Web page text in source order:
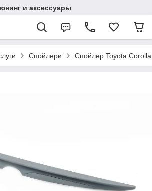
и аксессуары
Спойлери Спойлер Toyota